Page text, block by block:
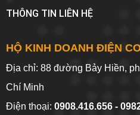
THÔNG TIN LIÊN HỆ
HỘ KINH DOANH ĐIỆN
Địa chỉ: 88 đường Bảy Hiền,
Chí Minh
Điện thoại: 0908.416.656 -